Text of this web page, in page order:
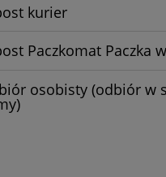
kurier
Paczkomat Paczka
osobisty (odbiór w